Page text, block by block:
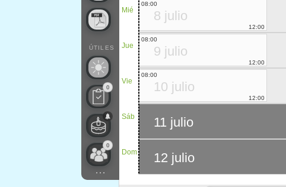
ÚTILES
0
0
...
Mié
Jue
Vie
Sáb
Dom
8 julio
08:00
12:00
9 julio
08:00
12:00
10 julio
08:00
12:00
11 julio
12 julio